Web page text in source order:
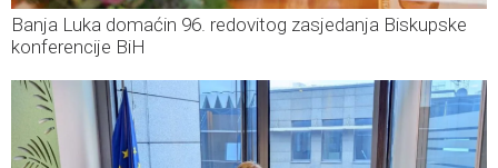
Banja Luka domaćin 96. redovitog zasjedanja Biskupske
konferencije BiH